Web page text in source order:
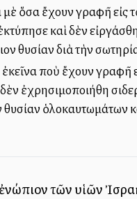
ὅσα ἔχουν γραφῆ εἰς
καὶ δὲν
θυσίαν διὰ τὴν
ποὺ ἔχουν γραφῆ
ἐχρησιμοποιήθη
ὁλοκαυτωμάτων
τῶν υἱῶν